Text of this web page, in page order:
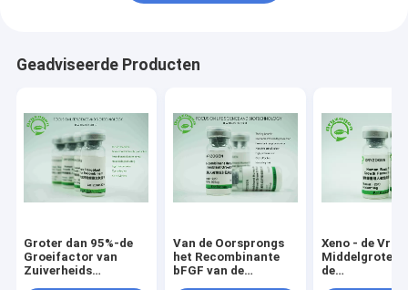
Geadviseerde Producten
Groter dan 95%-de
Groeifactor van
Zuiverheids
Van de Oorsprongs
het Recombinante
bFGF van de
Xeno - de Vrije
Middelgrote
de